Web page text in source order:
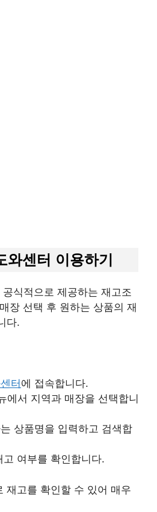
와센터 이용하기
공식적으로 제공하는 재고조
장 선택 후 원하는 상품의 재
다.
터에 접속합니다.
에서 지역과 매장을 선택합니
상품명을 입력하고 검색합
여부를 확인합니다.
재고를 확인할 수 있어 매우